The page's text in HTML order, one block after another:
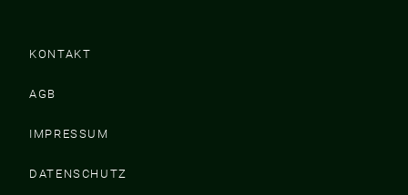
KONTAKT
AGB
IMPRESSUM
DATENSCHUTZ